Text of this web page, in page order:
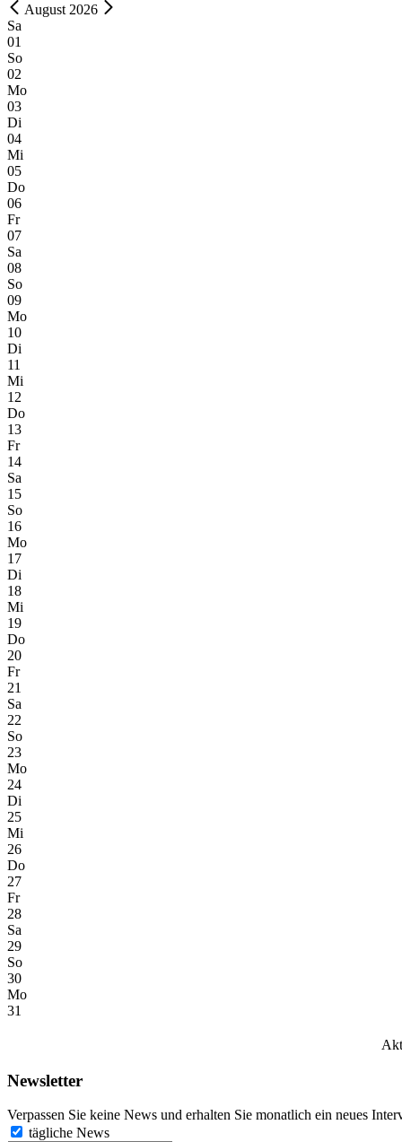
August 2026
Sa
01
So
02
Mo
03
Di
04
Mi
05
Do
06
Fr
07
Sa
08
So
09
Mo
10
Di
11
Mi
12
Do
13
Fr
14
Sa
15
So
16
Mo
17
Di
18
Mi
19
Do
20
Fr
21
Sa
22
So
23
Mo
24
Di
25
Mi
26
Do
27
Fr
28
Sa
29
So
30
Mo
31
Newsletter
Verpassen Sie keine News und erhalten Sie monatlich ein neues
tägliche News